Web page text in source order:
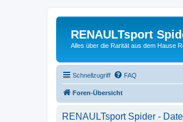
RENAULTsport
Alles über die Rarität aus dem Hause
Schnellzugriff FAQ
Foren-Übersicht
RENAULTsport Spider -